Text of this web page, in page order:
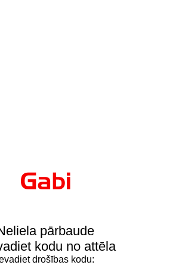
pārbaude
kodu no attēla
drošības kodu: